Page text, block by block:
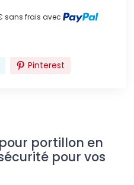
sans frais avec
Pinterest
portillon en
pour vos